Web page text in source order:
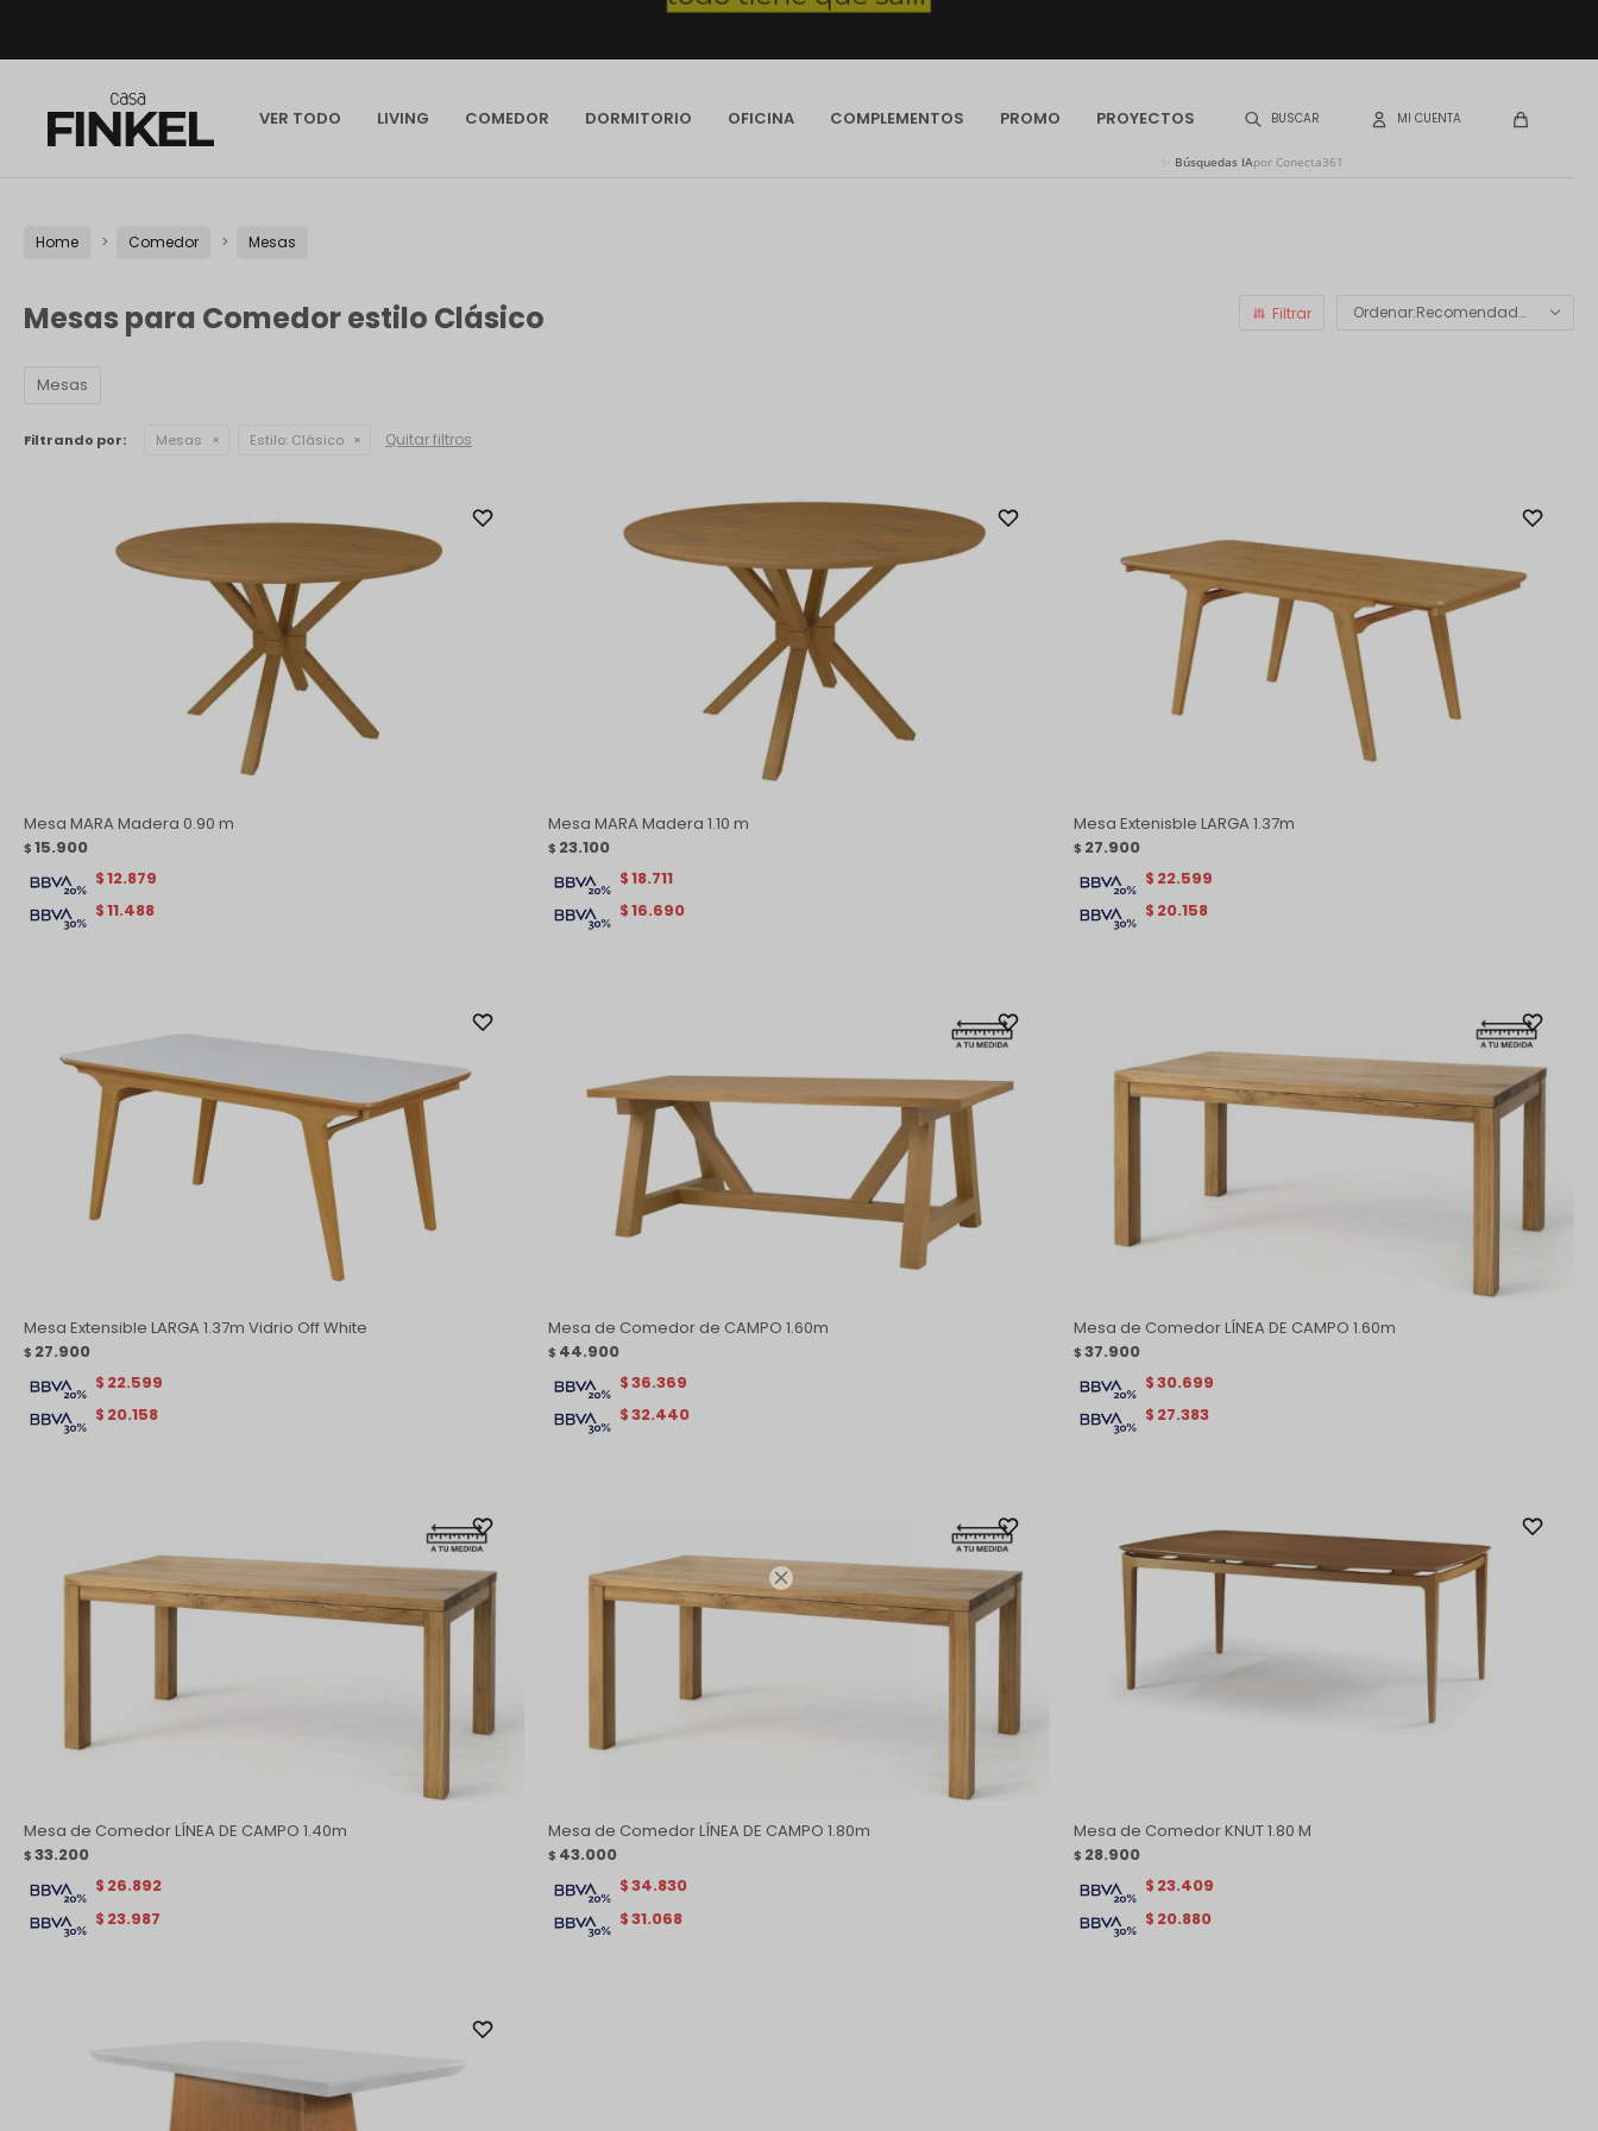

VER TODO LIVING COMEDOR DORMITORIO OFICINA COMPLEMENTOS PROMO PROYECTOS
Búsquedas IApor Conecta361
Home Comedor Mesas
Mesas para Comedor estilo Clásico Recomendados
Mesas
Filtrando por: Mesas Estilo: Clásico Quitar filtros
Mesa MARA Madera 0.90 m
$ 15.900
$11.488
$12.879
Mesa MARA Madera 1.10 m
$ 23.100
$ 16.690
$ 18.711
Mesa Extenisble LARGA 1.37m
$ 27.900
$ 20.158
$ 22.599
Mesa Extensible LARGA 1.37m Vidrio Off White
$ 27.900
$ 20.158
$ 22.599
Mesa de Comedor de CAMPO 1.60m
$ 44.900
$ 32.440
$ 36.369
Mesa de Comedor LÍNEA DE CAMPO 1.60m
$ 37.900
$ 27.383
$30.699
Mesa de Comedor LÍNEA DE CAMPO 1.40m
$ 33.200
$ 23.987
$ 26.892
Mesa de Comedor LÍNEA DE CAMPO 1.80m
$ 43.000
$ 31.068
$ 34.830
Mesa de Comedor KNUT 1.80 M
$ 28.900
$ 20.880
$ 23.409